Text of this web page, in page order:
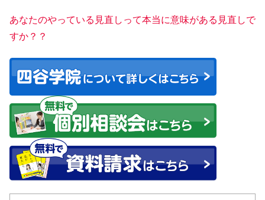
あなたのやっている見直しって本当に意味がある見直しで
すか？？